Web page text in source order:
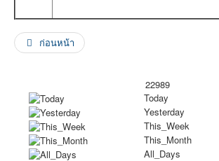
ก่อนหน้า
22989
Today
Yesterday
This_Week
This_Month
All_Days